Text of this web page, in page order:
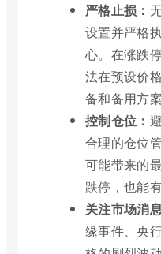
严格止损：
设置并严格
心。在涨跌
法在预设价
备和备用方案
控制仓位：
合理的仓位
可能带来的
跌停，也能
关注市场消
缘事件、央